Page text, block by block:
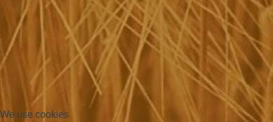
We use cookies